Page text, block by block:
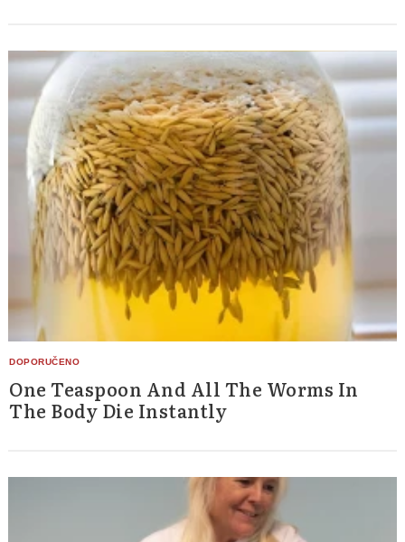
One Teaspoon And All The Worms In
The Body Die Instantly